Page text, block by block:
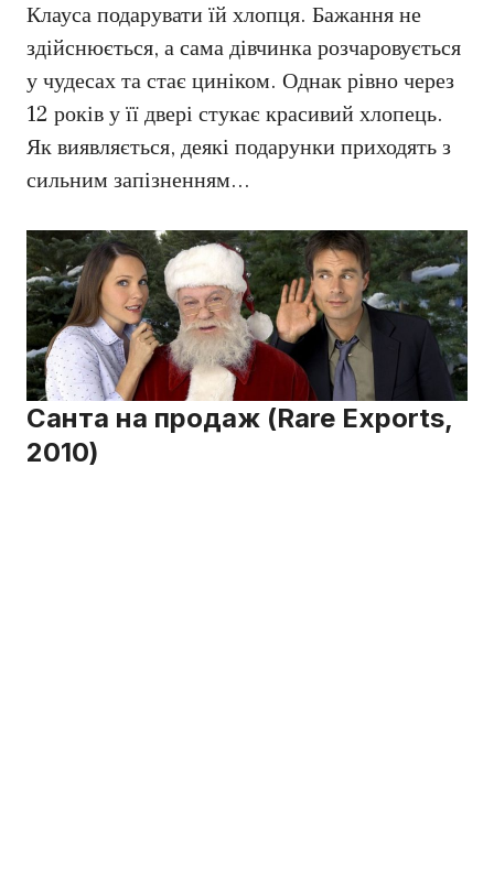
Клауса подарувати їй хлопця. Бажання не
здійснюється, а сама дівчинка розчаровується
у чудесах та стає циніком. Однак рівно через
12 років у її двері стукає красивий хлопець.
Як виявляється, деякі подарунки приходять з
сильним запізненням…
Санта на продаж (Rare Exports,
2010)